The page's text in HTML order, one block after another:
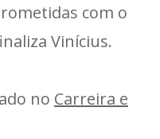
com o
Vinícius.
no Carreira e